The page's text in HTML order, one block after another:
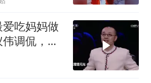
吃妈妈做
调侃，逗